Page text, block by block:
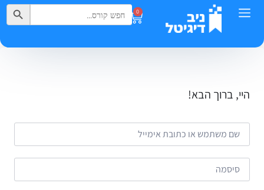
0
Search
for:
Search Button
היי, ברוך הבא!